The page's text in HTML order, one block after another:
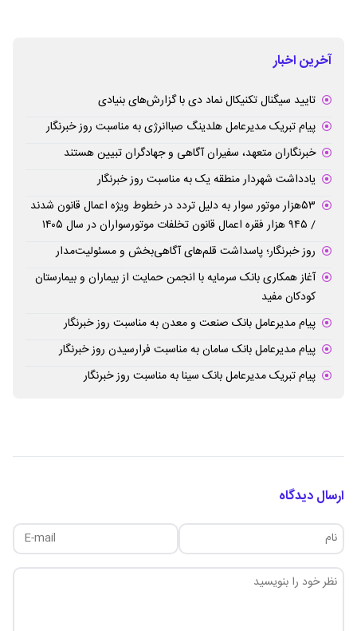
آخرین اخبار
تایید سیگنال تکنیکال نماد دی با گزارش‌های بنیادی
پیام تبریک مدیرعامل هلدینگ صباانرژی به مناسبت روز خبرنگار
خبرنگاران متعهد، سفیران آگاهی و جهادگران تبیین هستند
یادداشت شهردار منطقه یک به مناسبت روز خبرنگار
۵۳هزار موتور سوار به دلیل تردد در خطوط ویژه اعمال قانون شدند
/ ۹۴۵ هزار فقره اعمال قانون تخلفات موتورسواران در سال ۱۴۰۵
روز خبرنگار؛ پاسداشت قلم‌های آگاهی‌بخش و مسئولیت‌مدار
آغاز همکاری بانک سرمایه با انجمن حمایت از بیماران و بیمارستان
کودکان مفید
پیام مدیرعامل بانک صنعت و معدن به مناسبت روز خبرنگار
پیام مدیرعامل بانک سامان به مناسبت فرارسیدن روز خبرنگار
پیام تبریک مدیرعامل بانک سینا به مناسبت روز خبرنگار
ارسال دیدگاه